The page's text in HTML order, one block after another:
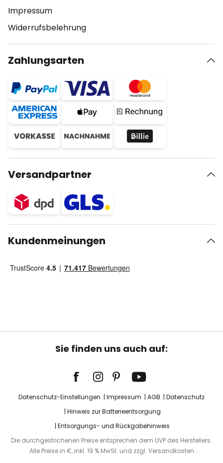
Impressum
Widerrufsbelehrung
Zahlungsarten
Versandpartner
Kundenmeinungen
Sie finden uns auch auf:
Datenschutz-Einstellungen Impressum AGB
Datenschutz
Hinweis zur Batterieentsorgung
Entsorgungs- und Rückgabehinweis
Die durchgestrichenen Preise entsprechen dem UVP des Herstellers.
Alle Preise in €, inkl. 19 % MwSt. und zzgl. Versandkosten